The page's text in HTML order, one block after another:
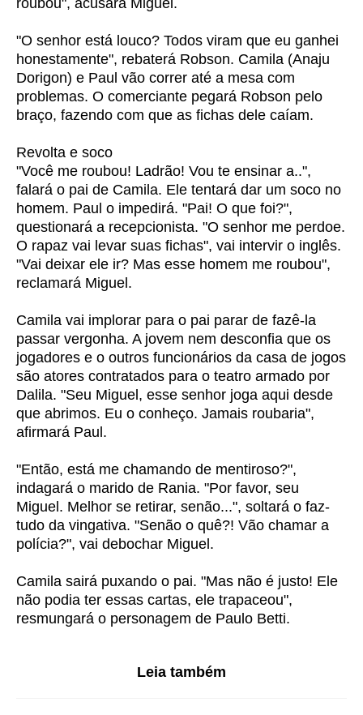
roubou", acusará Miguel.
"O senhor está louco? Todos viram que eu ganhei
honestamente", rebaterá Robson. Camila (Anaju
Dorigon) e Paul vão correr até a mesa com
problemas. O comerciante pegará Robson pelo
braço, fazendo com que as fichas dele caíam.
Revolta e soco
"Você me roubou! Ladrão! Vou te ensinar a..",
falará o pai de Camila. Ele tentará dar um soco no
homem. Paul o impedirá. "Pai! O que foi?",
questionará a recepcionista. "O senhor me perdoe.
O rapaz vai levar suas fichas", vai intervir o inglês.
"Vai deixar ele ir? Mas esse homem me roubou",
reclamará Miguel.
Camila vai implorar para o pai parar de fazê-la
passar vergonha. A jovem nem desconfia que os
jogadores e o outros funcionários da casa de jogos
são atores contratados para o teatro armado por
Dalila. "Seu Miguel, esse senhor joga aqui desde
que abrimos. Eu o conheço. Jamais roubaria",
afirmará Paul.
"Então, está me chamando de mentiroso?",
indagará o marido de Rania. "Por favor, seu
Miguel. Melhor se retirar, senão...", soltará o faz-
tudo da vingativa. "Senão o quê?! Vão chamar a
polícia?", vai debochar Miguel.
Camila sairá puxando o pai. "Mas não é justo! Ele
não podia ter essas cartas, ele trapaceou",
resmungará o personagem de Paulo Betti.
Leia também